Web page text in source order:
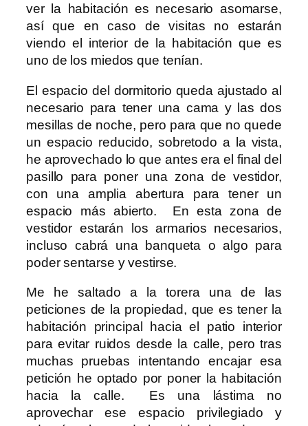
ver la habitación es necesario asomarse,
así que en caso de visitas no estarán
viendo el interior de la habitación que es
uno de los miedos que tenían.
El espacio del dormitorio queda ajustado al
necesario para tener una cama y las dos
mesillas de noche, pero para que no quede
un espacio reducido, sobretodo a la vista,
he aprovechado lo que antes era el final del
pasillo para poner una zona de vestidor,
con una amplia abertura para tener un
espacio más abierto. En esta zona de
vestidor estarán los armarios necesarios,
incluso cabrá una banqueta o algo para
poder sentarse y vestirse.
Me he saltado a la torera una de las
peticiones de la propiedad, que es tener la
habitación principal hacia el patio interior
para evitar ruidos desde la calle, pero tras
muchas pruebas intentando encajar esa
petición he optado por poner la habitación
hacia la calle. Es una lástima no
aprovechar ese espacio privilegiado y